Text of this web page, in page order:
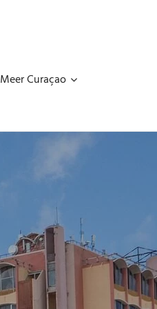
Meer Curaçao